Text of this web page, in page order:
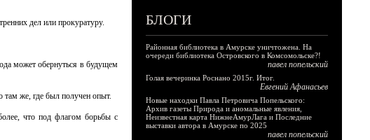
дел или прокуратуру.
может обернуться в будущем
там же, где был получен опыт.
что под флагом борьбы с
БЛОГИ
Районная библиотека в Амурске уничтожена. На
очереди библиотека Островского в Комсомольске?!
павел попельский
Голая вечеринка Роснано 2015г. Итог.
Евгений Афанасьев
Новые находки Павла Петровича Попельского:
Архив газеты Природа и аномальные явления,
Неизвестная карта НижнеАмурЛага и Последние
выставки автора в Амурске по 2025
павел попельский